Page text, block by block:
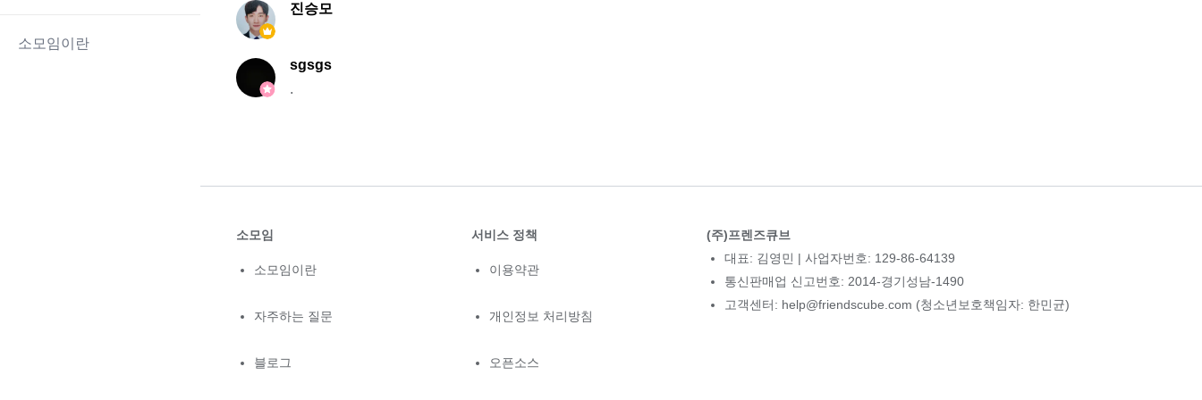
소모임이란
진승모
sgsgs
.
소모임
소모임이란
자주하는 질문
블로그
서비스 정책
이용약관
개인정보 처리방침
오픈소스
(주)프렌즈큐브
대표: 김영민 | 사업자번호: 129-86-64139
통신판매업 신고번호: 2014-경기성남-1490
고객센터: help@friendscube.com (청소년보호책임자: 한민균)